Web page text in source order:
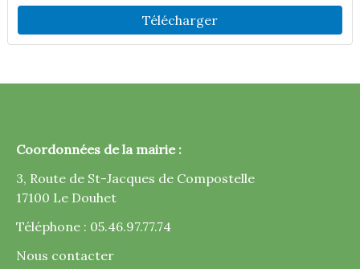
Télécharger
Coordonnées de la mairie :
3, Route de St-Jacques de Compostelle
17100 Le Douhet
Téléphone : 05.46.97.77.74
Nous contacter